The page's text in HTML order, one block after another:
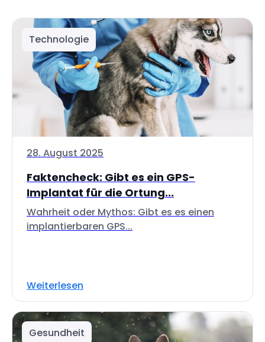
Technologie
28. August 2025
Faktencheck: Gibt es ein GPS-
Implantat für die Ortung...
Wahrheit oder Mythos: Gibt es es einen
implantierbaren GPS...
Weiterlesen
Gesundheit